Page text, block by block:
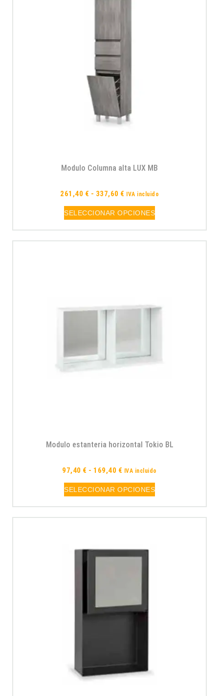
Modulo Columna alta LUX MB
261,40 € - 337,60 € IVA incluido
SELECCIONAR OPCIONES
Modulo estanteria horizontal Tokio BL
97,40 € - 169,40 € IVA incluido
SELECCIONAR OPCIONES